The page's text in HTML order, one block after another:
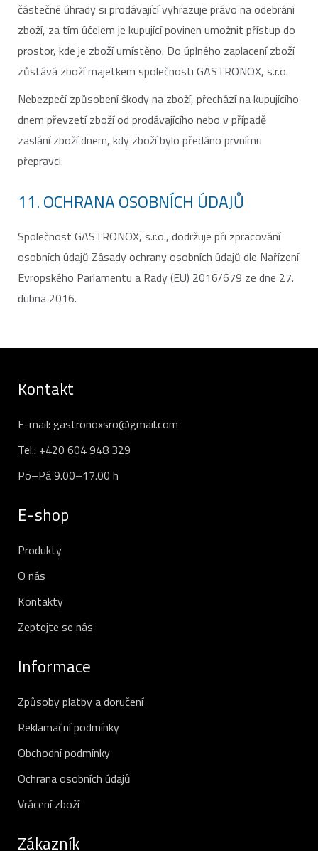
částečné úhrady si prodávající vyhrazuje právo na odebrání
zboží, za tím účelem je kupující povinen umožnit přístup do
prostor, kde je zboží umístěno. Do úplného zaplacení zboží
zůstává zboží majetkem společnosti GASTRONOX, s.r.o.
Nebezpečí způsobení škody na zboží, přechází na kupujícího
dnem převzetí zboží od prodávajícího nebo v případě
zaslání zboží dnem, kdy zboží bylo předáno prvnímu
přepravci.
11. OCHRANA OSOBNÍCH ÚDAJŮ
Společnost GASTRONOX, s.r.o., dodržuje při zpracování
osobních údajů Zásady ochrany osobních údajů dle Nařízení
Evropského Parlamentu a Rady (EU) 2016/679 ze dne 27.
dubna 2016.
Kontakt
E-mail: gastronoxsro@gmail.com
Tel.: +420 604 948 329
Po–Pá 9.00–17.00 h
E-shop
Produkty
O nás
Kontakty
Zeptejte se nás
Informace
Způsoby platby a doručení
Reklamační podmínky
Obchodní podmínky
Ochrana osobních údajů
Vrácení zboží
Zákazník